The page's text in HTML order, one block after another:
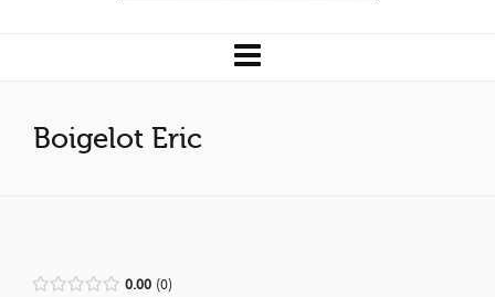
Boigelot Eric
0.00 0